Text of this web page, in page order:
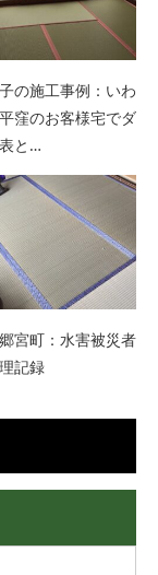
の施工事例：いわ
窪のお客様宅でダ
と…
宮町：水害被災者
記録